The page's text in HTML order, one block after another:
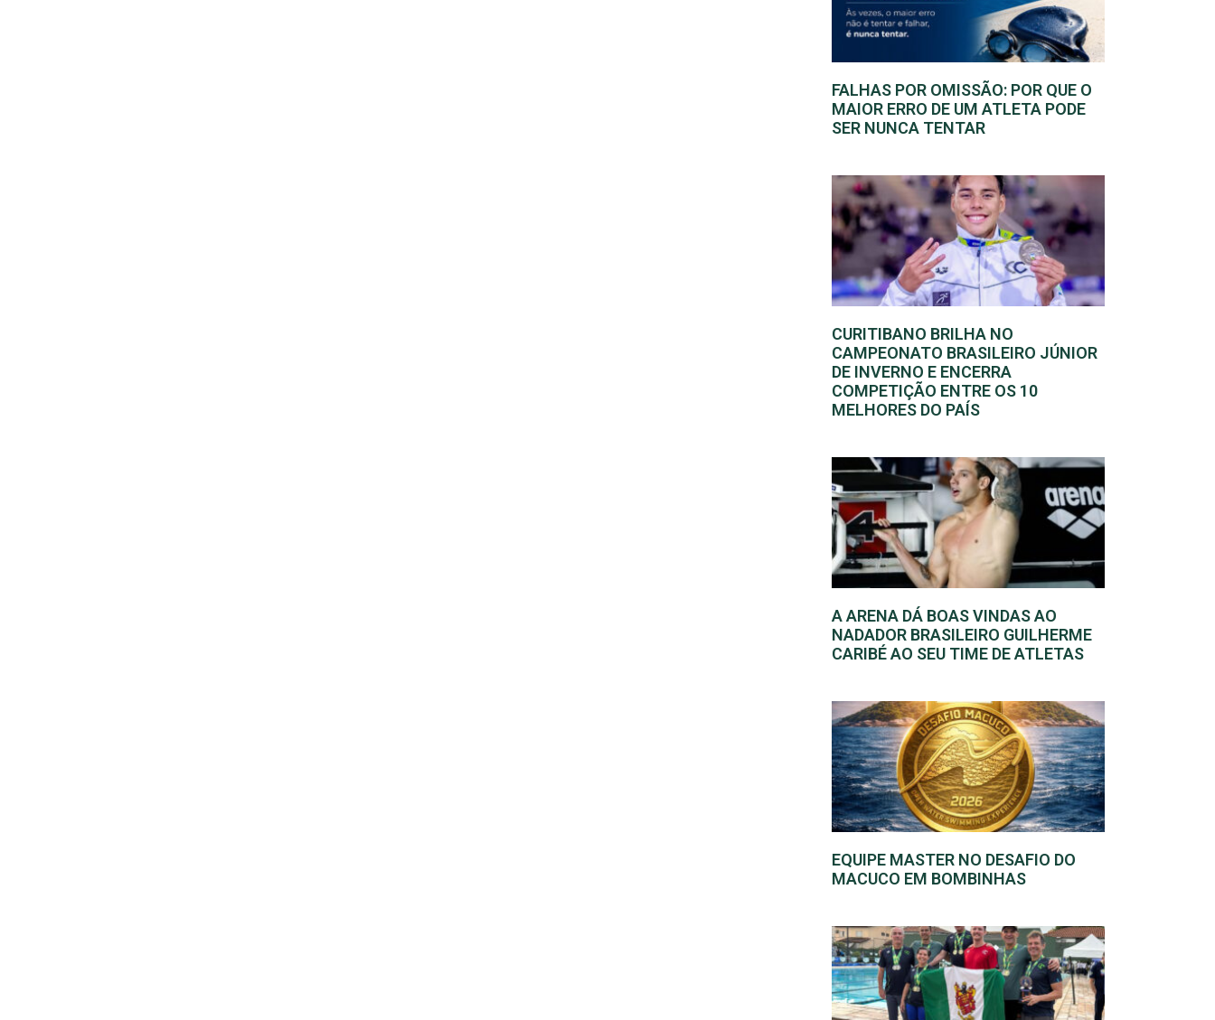
FALHAS POR OMISSÃO: POR QUE O
MAIOR ERRO DE UM ATLETA PODE
SER NUNCA TENTAR
CURITIBANO BRILHA NO
CAMPEONATO BRASILEIRO JÚNIOR
DE INVERNO E ENCERRA
COMPETIÇÃO ENTRE OS 10
MELHORES DO PAÍS
A ARENA DÁ BOAS VINDAS AO
NADADOR BRASILEIRO GUILHERME
CARIBÉ AO SEU TIME DE ATLETAS
EQUIPE MASTER NO DESAFIO DO
MACUCO EM BOMBINHAS